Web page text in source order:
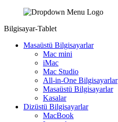
Bilgisayar-Tablet
Masaüstü Bilgisayarlar
Mac mini
iMac
Mac Studio
All-in-One Bilgisayarlar
Masaüstü Bilgisayarlar
Kasalar
Dizüstü Bilgisayarlar
MacBook